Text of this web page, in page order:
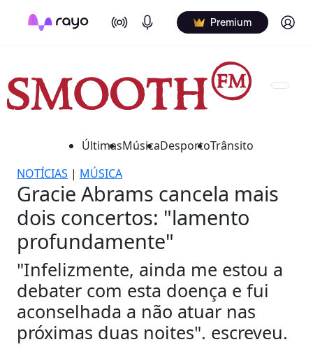
On Air Podcasts Premium Log in
ÚltimasMúsicaDesportoTrânsito
NOTÍCIAS | MÚSICA
Gracie Abrams cancela mais
dois concertos: "lamento
profundamente"
"Infelizmente, ainda me estou a
debater com esta doença e fui
aconselhada a não atuar nas
próximas duas noites". escreveu.